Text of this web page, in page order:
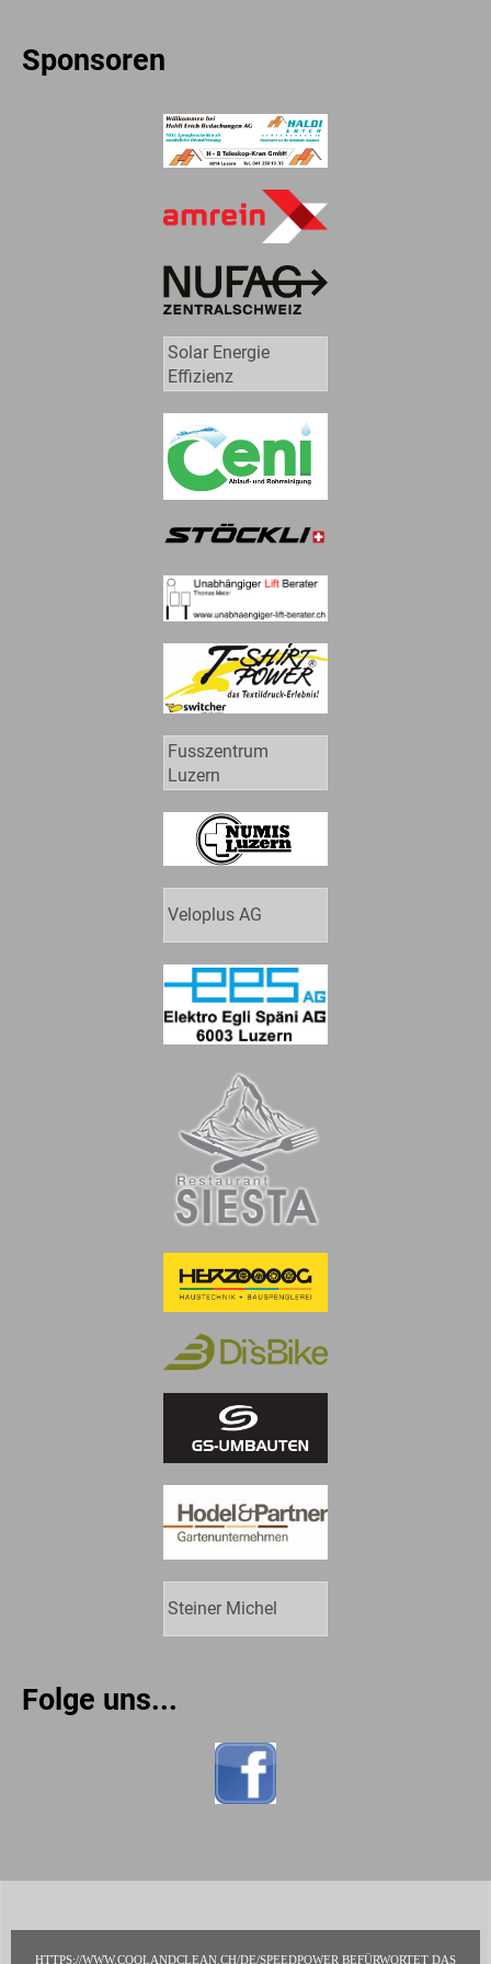
Sponsoren
Solar Energie
Effizienz
Fusszentrum
Luzern
Veloplus AG
Steiner Michel
Folge uns...
HTTPS://WWW.COOLANDCLEAN.CH/DE/SPEEDPOWER BEFÜRWORTET DAS